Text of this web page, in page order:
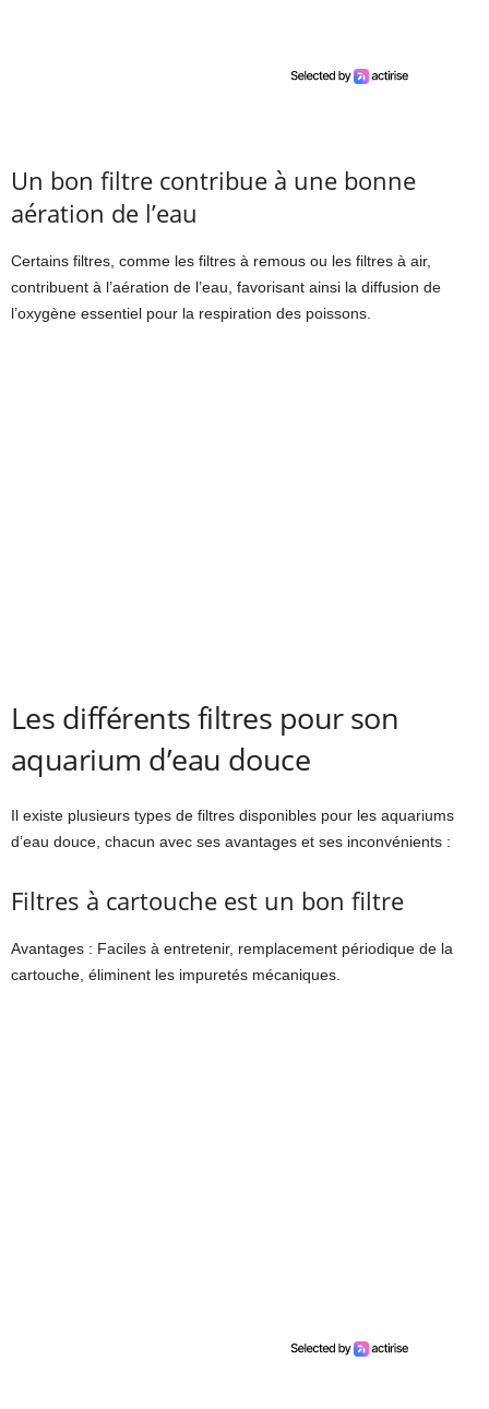
Un bon filtre contribue à une bonne
aération de l’eau
Certains filtres, comme les filtres à remous ou les filtres à air,
contribuent à l’aération de l’eau, favorisant ainsi la diffusion de
l’oxygène essentiel pour la respiration des poissons.
Les différents filtres pour son
aquarium d’eau douce
Il existe plusieurs types de filtres disponibles pour les aquariums
d’eau douce, chacun avec ses avantages et ses inconvénients :
Filtres à cartouche est un bon filtre
Avantages : Faciles à entretenir, remplacement périodique de la
cartouche, éliminent les impuretés mécaniques.